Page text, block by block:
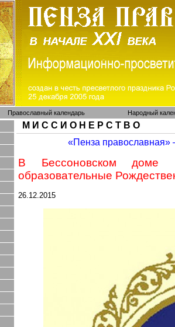
Православный календарь Народный
М И С С И О Н Е Р С Т В О
«Пенза православная»
В Бессоновском доме
образовательные
26.12.2015